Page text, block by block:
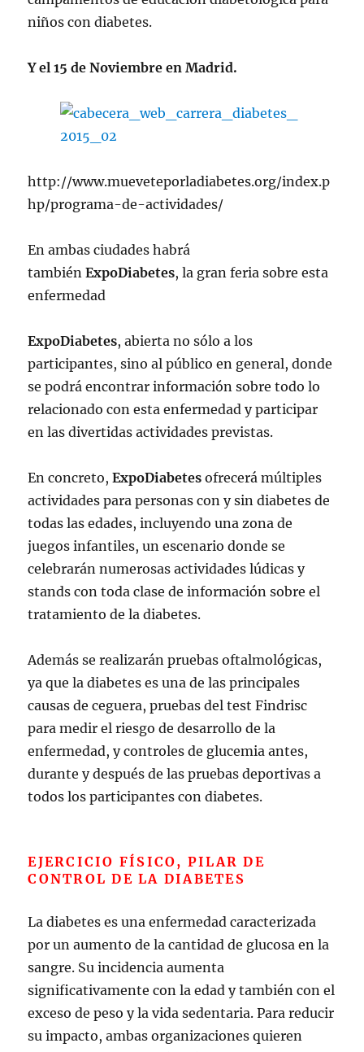
niños con diabetes.
Y el 15 de Noviembre en Madrid.
http://www.mueveteporladiabetes.org/index.p
hp/programa-de-actividades/
En ambas ciudades habrá
tambiénExpoDiabetes, la gran feria sobre esta
enfermedad
ExpoDiabetes, abierta no sólo a los
participantes, sino al público en general, donde
se podrá encontrar información sobre todo lo
relacionado con esta enfermedad y participar
en las divertidas actividades previstas.
En concreto,ExpoDiabetes ofrecerá múltiples
actividades para personas con y sin diabetes de
todas las edades, incluyendo una zona de
juegos infantiles, un escenario donde se
celebrarán numerosas actividades lúdicas y
stands con toda clase de información sobre el
tratamiento de la diabetes.
Además se realizarán pruebas oftalmológicas,
ya que la diabetes es una de las principales
causas de ceguera, pruebas del test Findrisc
para medir el riesgo de desarrollo de la
enfermedad, y controles de glucemia antes,
durante y después de las pruebas deportivas a
todos los participantes con diabetes.
EJERCICIO FÍSICO, PILAR DE
CONTROL DE LA DIABETES
La diabetes es una enfermedad caracterizada
por un aumento de la cantidad de glucosa en la
sangre. Su incidencia aumenta
significativamente con la edad y también con el
exceso de peso y la vida sedentaria. Para reducir
su impacto, ambas organizaciones quieren